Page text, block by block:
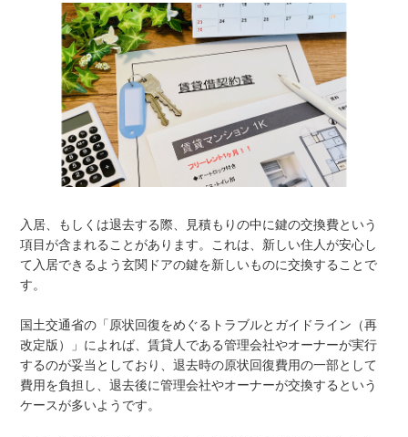
入居、もしくは退去する際、見積もりの中に鍵の交換費という
項目が含まれることがあります。これは、新しい住人が安心し
て入居できるよう玄関ドアの鍵を新しいものに交換することで
す。
国土交通省の「原状回復をめぐるトラブルとガイドライン（再
改定版）」によれば、賃貸人である管理会社やオーナーが実行
するのが妥当としており、退去時の原状回復費用の一部として
費用を負担し、退去後に管理会社やオーナーが交換するという
ケースが多いようです。